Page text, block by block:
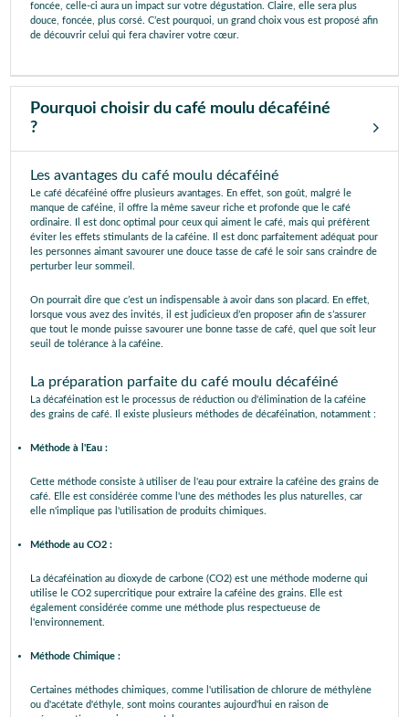
foncée, celle-ci aura un impact sur votre dégustation. Claire, elle sera plus
douce, foncée, plus corsé. C’est pourquoi, un grand choix vous est proposé afin
de découvrir celui qui fera chavirer votre cœur.
Pourquoi choisir du café moulu décaféiné
?
Les avantages du café moulu décaféiné
Le café décaféiné offre plusieurs avantages. En effet, son goût, malgré le
manque de caféine, il offre la même saveur riche et profonde que le café
ordinaire. Il est donc optimal pour ceux qui aiment le café, mais qui préfèrent
éviter les effets stimulants de la caféine. Il est donc parfaitement adéquat pour
les personnes aimant savourer une douce tasse de café le soir sans craindre de
perturber leur sommeil.
On pourrait dire que c’est un indispensable à avoir dans son placard. En effet,
lorsque vous avez des invités, il est judicieux d’en proposer afin de s’assurer
que tout le monde puisse savourer une bonne tasse de café, quel que soit leur
seuil de tolérance à la caféine.
La préparation parfaite du café moulu décaféiné
La décaféination est le processus de réduction ou d'élimination de la caféine
des grains de café. Il existe plusieurs méthodes de décaféination, notamment :
Méthode à l'Eau :
Cette méthode consiste à utiliser de l'eau pour extraire la caféine des grains de
café. Elle est considérée comme l'une des méthodes les plus naturelles, car
elle n'implique pas l'utilisation de produits chimiques.
Méthode au CO2 :
La décaféination au dioxyde de carbone (CO2) est une méthode moderne qui
utilise le CO2 supercritique pour extraire la caféine des grains. Elle est
également considérée comme une méthode plus respectueuse de
l'environnement.
Méthode Chimique :
Certaines méthodes chimiques, comme l'utilisation de chlorure de méthylène
ou d'acétate d'éthyle, sont moins courantes aujourd'hui en raison de